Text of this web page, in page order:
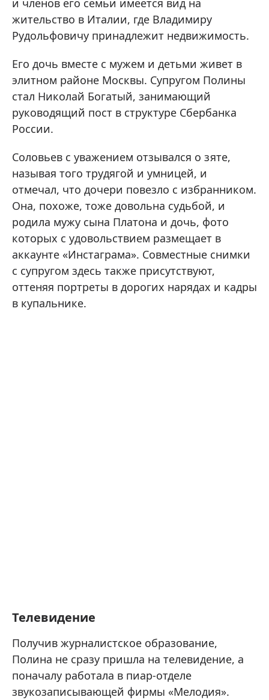
и членов его семьи имеется вид на
жительство в Италии, где Владимиру
Рудольфовичу принадлежит недвижимость.
Его дочь вместе с мужем и детьми живет в
элитном районе Москвы. Супругом Полины
стал Николай Богатый, занимающий
руководящий пост в структуре Сбербанка
России.
Соловьев с уважением отзывался о зяте,
называя того трудягой и умницей, и
отмечал, что дочери повезло с избранником.
Она, похоже, тоже довольна судьбой, и
родила мужу сына Платона и дочь, фото
которых с удовольствием размещает в
аккаунте «Инстаграма». Совместные снимки
с супругом здесь также присутствуют,
оттеняя портреты в дорогих нарядах и кадры
в купальнике.
Телевидение
Получив журналистское образование,
Полина не сразу пришла на телевидение, а
поначалу работала в пиар-отделе
звукозаписывающей фирмы «Мелодия».